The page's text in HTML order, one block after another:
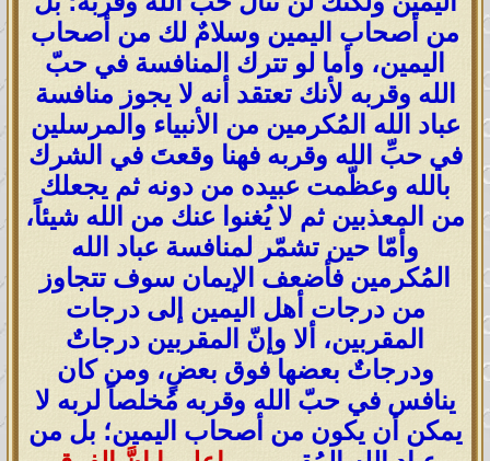
من أصحاب اليمين وسلامٌ لك من أصحاب
اليمين، وأما لو تترك المنافسة في حبّ
الله وقربه لأنك تعتقد أنه لا يجوز منافسة
عباد الله المُكرمين من الأنبياء والمرسلين
في حبِّ الله وقربه فهنا وقعتَ في الشرك
بالله وعظّمت عبيده من دونه ثم يجعلك
من المعذبين ثم لا يُغنوا عنك من الله شيئاً،
وأمّا حين تشمّر لمنافسة عباد الله
المُكرمين فأضعف الإيمان سوف تتجاوز
من درجات أهل اليمين إلى درجات
المقربين، ألا وإنّ المقربين درجاتٌ
ودرجاتٌ بعضها فوق بعضٍ، ومن كان
ينافس في حبّ الله وقربه مُخلصاً لربه لا
يمكن أن يكون من أصحاب اليمين؛ بل من